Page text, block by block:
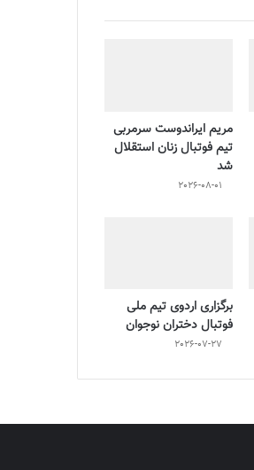
مریم ایراندوست سرمربی
تیم فوتبال زنان استقلال
شد
2026-08-01
برگزاری اردوی تیم ملی
فوتبال دختران نوجوان
2026-07-27